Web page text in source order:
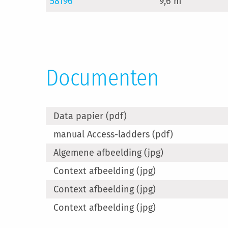
Documenten
Data papier (pdf)
manual Access-ladders (pdf)
Algemene afbeelding (jpg)
Context afbeelding (jpg)
Context afbeelding (jpg)
Context afbeelding (jpg)